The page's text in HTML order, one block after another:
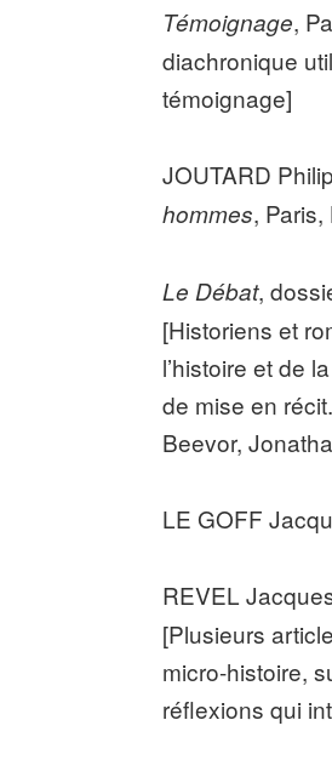
Témoignage,
diachronique
témoignage]
JOUTARD
hommes,
Le Débat,
[Historiens et
l’histoire et de
de mise en
Beevor,
LE GOFF
REVEL
[Plusieurs
micro-histoire,
réflexions qui